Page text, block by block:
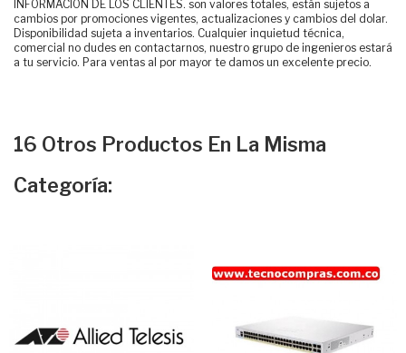
INFORMACIÓN DE LOS CLIENTES. son valores totales, están sujetos a
cambios por promociones vigentes, actualizaciones y cambios del dolar.
Disponibilidad sujeta a inventarios. Cualquier inquietud técnica,
comercial no dudes en contactarnos, nuestro grupo de ingenieros estará
a tu servicio. Para ventas al por mayor te damos un excelente precio.
16 Otros Productos En La Misma
Categoría: